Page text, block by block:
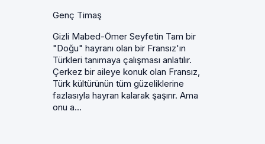
Genç Timaş
Gizli Mabed-Ömer Seyfetin Tam bir
"Doğu" hayranı olan bir Fransız'ın
Türkleri tanımaya çalışması anlatılır.
Çerkez bir aileye konuk olan Fransız,
Türk kültürünün tüm güzeliklerine
fazlasıyla hayran kalarak şaşırır. Ama
onu a...